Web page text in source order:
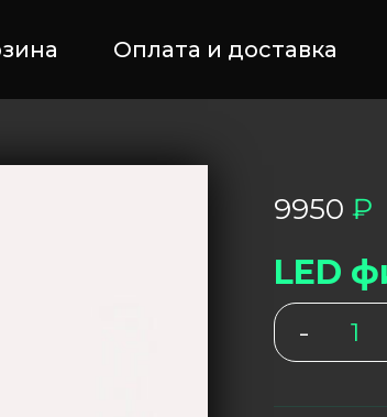
Оплата и доставка
9950 ₽
LED
-
товара
LED